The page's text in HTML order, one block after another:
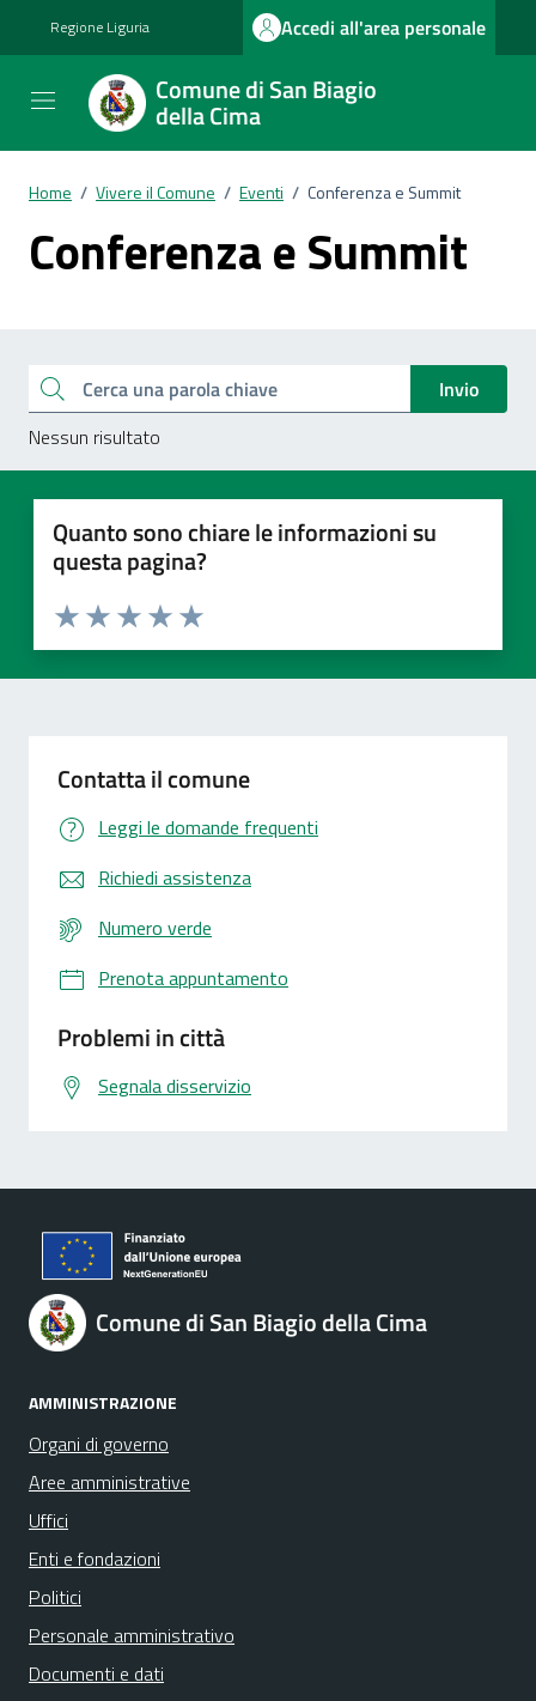
Regione Liguria Accedi all'area personale
Comune di San Biagio
della Cima
Home / Vivere il Comune / Eventi / Conferenza e Summit
Conferenza e Summit
Esplora tutti i documenti
Cerca una parola chiave
Invio
Nessun risultato
Quanto sono chiare le informazioni su
questa pagina?
Valuta 5 stelle su 5
Valuta 4 stelle su 5
Valuta 3 stelle su 5
Valuta 2 stelle su 5
Valuta 1 stelle su 5
Contatta il comune
Leggi le domande frequenti
Richiedi assistenza
Numero verde
Prenota appuntamento
Problemi in città
Segnala disservizio
Comune di San Biagio della Cima
AMMINISTRAZIONE
Organi di governo
Aree amministrative
Uffici
Enti e fondazioni
Politici
Personale amministrativo
Documenti e dati